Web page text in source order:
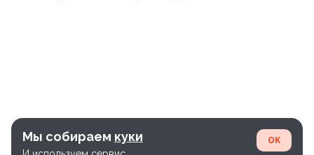
Мы собираем куки OK